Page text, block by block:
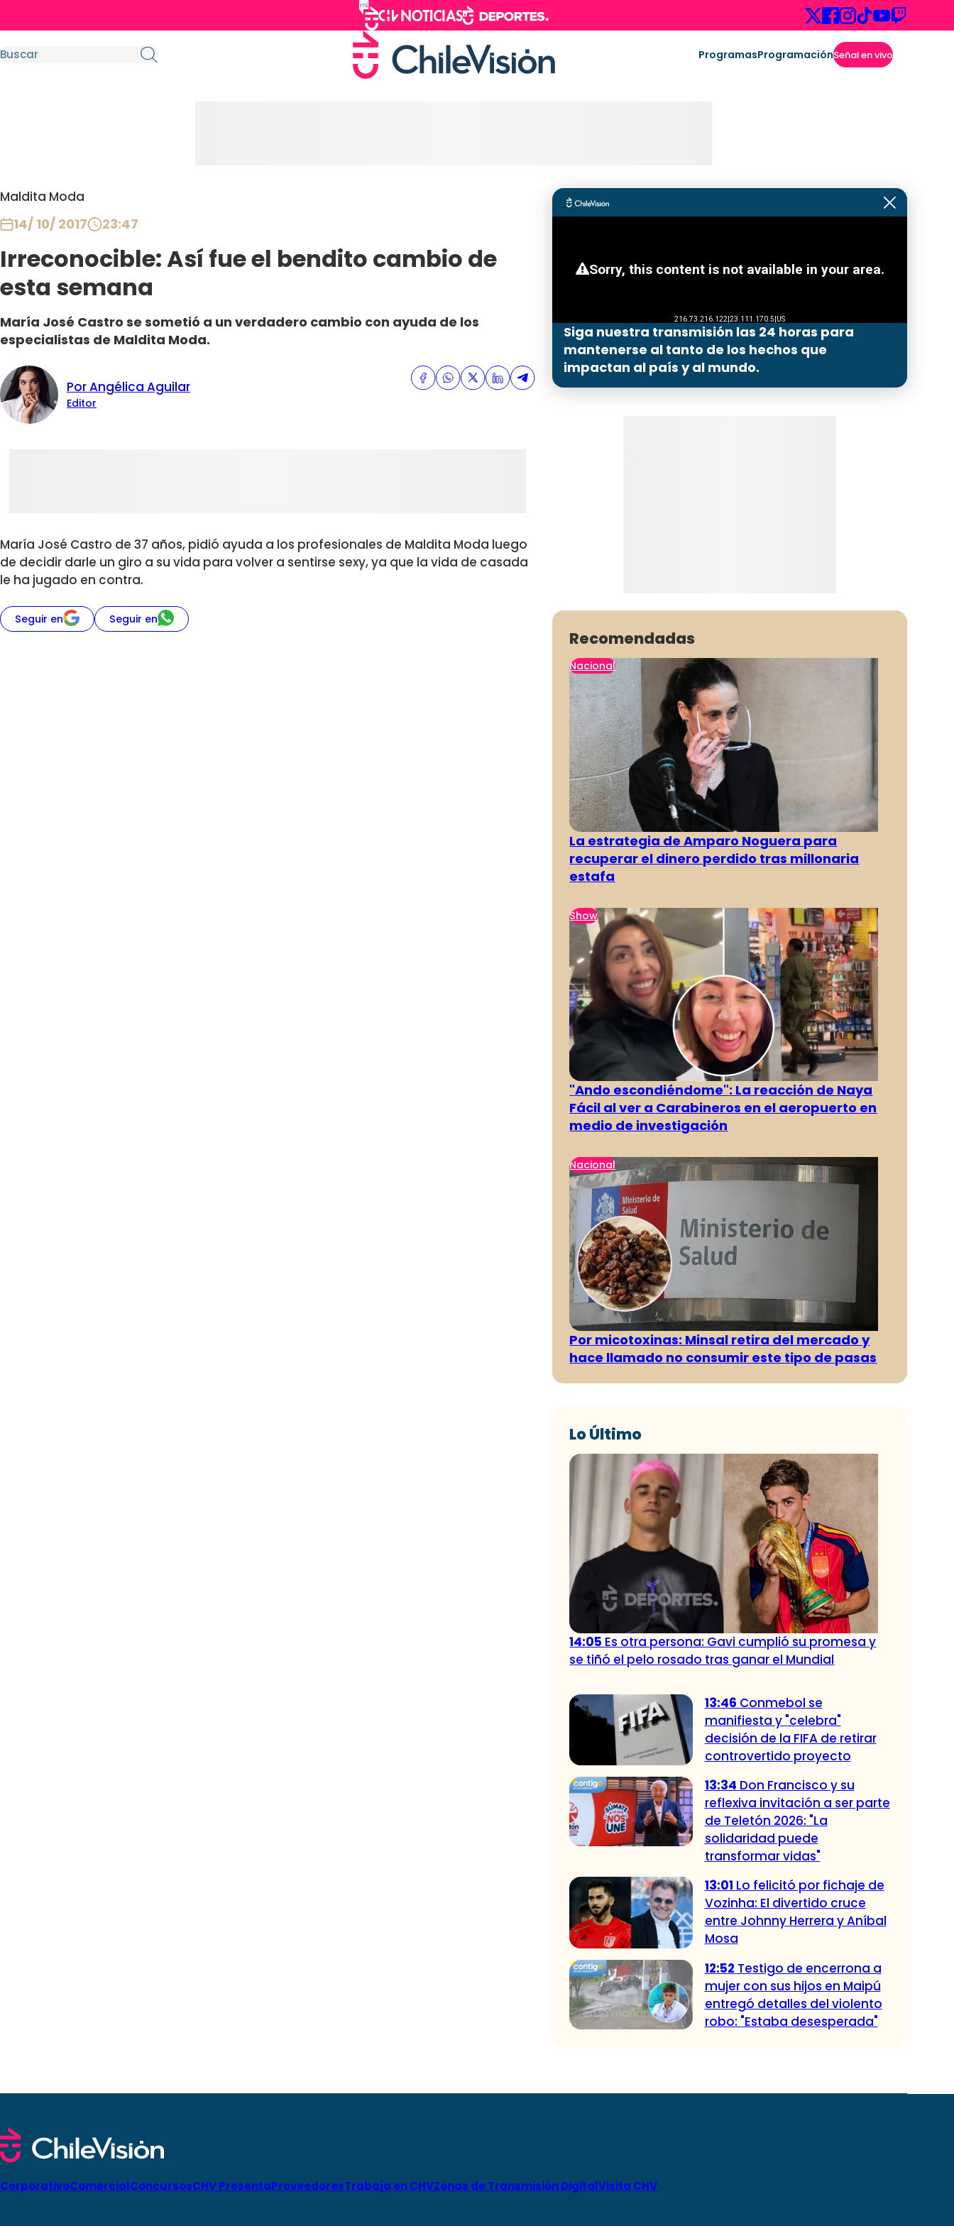
ProgramasProgramaciónSeñal en vivo
Maldita Moda
14/ 10/ 2017 23:47
Irreconocible: Así fue el bendito cambio de
esta semana
María José Castro se sometió a un verdadero cambio con ayuda de los
especialistas de Maldita Moda.
Por Angélica Aguilar
Editor
María José Castro de 37 años, pidió ayuda a los profesionales de Maldita Moda luego
de decidir darle un giro a su vida para volver a sentirse sexy, ya que la vida de casada
le ha jugado en contra.
Seguir en Seguir en
Siga nuestra transmisión las 24 horas para
mantenerse al tanto de los hechos que
impactan al país y al mundo.
Recomendadas
Nacional
La estrategia de Amparo Noguera para
recuperar el dinero perdido tras millonaria
estafa
Show
"Ando escondiéndome": La reacción de Naya
Fácil al ver a Carabineros en el aeropuerto en
medio de investigación
Nacional
Por micotoxinas: Minsal retira del mercado y
hace llamado no consumir este tipo de pasas
Lo Último
14:05 Es otra persona: Gavi cumplió su promesa y
se tiñó el pelo rosado tras ganar el Mundial
13:46 Conmebol se
manifiesta y "celebra"
decisión de la FIFA de retirar
controvertido proyecto
13:34 Don Francisco y su
reflexiva invitación a ser parte
de Teletón 2026: "La
solidaridad puede
transformar vidas"
13:01 Lo felicitó por fichaje de
Vozinha: El divertido cruce
entre Johnny Herrera y Aníbal
Mosa
12:52 Testigo de encerrona a
mujer con sus hijos en Maipú
entregó detalles del violento
robo: "Estaba desesperada"
CorporativoComercialConcursosCHV PresentaProveedoresTrabaja en CHVZonas de Transmisión DigitalVisita CHV